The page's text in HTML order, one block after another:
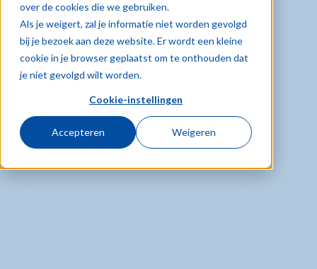
over de cookies die we gebruiken.
Als je weigert, zal je informatie niet worden gevolgd
bij je bezoek aan deze website. Er wordt een kleine
cookie in je browser geplaatst om te onthouden dat
je niet gevolgd wilt worden.
Cookie-instellingen
Accepteren Weigeren